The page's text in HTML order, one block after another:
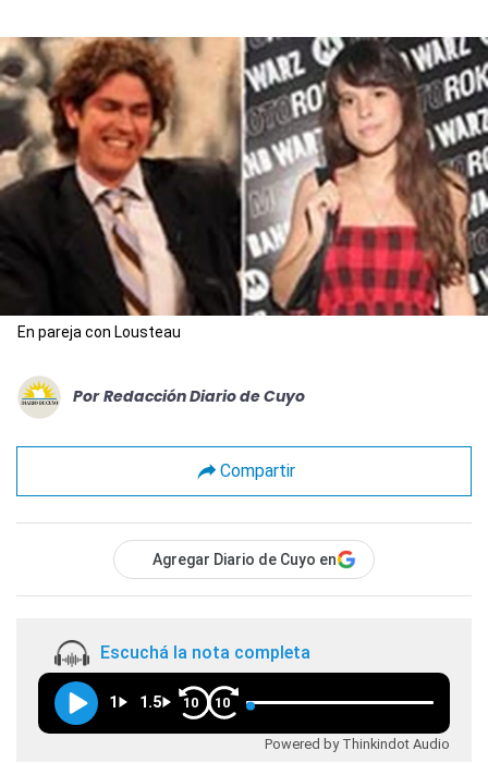
En pareja con Lousteau
Por Redacción Diario de Cuyo
Compartir
Agregar Diario de Cuyo en
Escuchá la nota completa
1 1.5 10 10
Powered by Thinkindot Audio